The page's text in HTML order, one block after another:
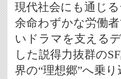
現代社会にも通じ
余命わずかな労働
いドラマを支える
した説得力抜群の
界の“理想郷”へ乗